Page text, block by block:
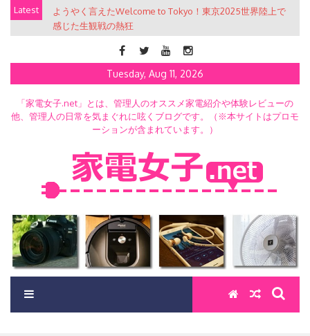
Skip
content
Latest
ようやく言えたWelcome to Tokyo！東京2025世界陸上で
感じた生観戦の熱狂
Tuesday, Aug 11, 2026
「家電女子.net」とは、管理人のオススメ家電紹介や体験レビューの
他、管理人の日常を気まぐれに呟くブログです。（※本サイトはプロモ
ーションが含まれています。）